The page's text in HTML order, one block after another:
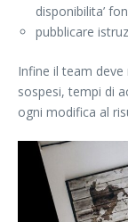
disponibilita’
pubblicare
Infine il team
sospesi, tempi di
ogni modifica al